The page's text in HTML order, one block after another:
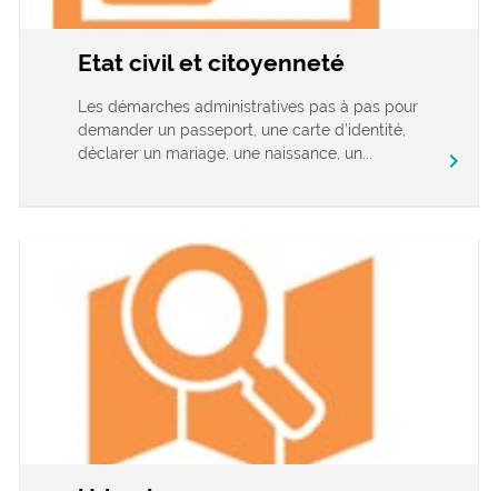
Etat civil et citoyenneté
Les démarches administratives pas à pas pour
demander un passeport, une carte d’identité,
déclarer un mariage, une naissance, un...
chevron_right